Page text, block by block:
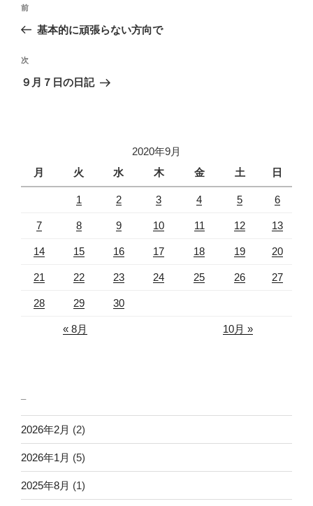
ビ
ゲ
過
去
投
稿
前
基本的に頑張らない方向で
次
の
次
９月７日の日記
2020年9月
月
火 水 木 金 土 日
1 2 3 4 5 6
7 8 9 10 11 12 13
14 15 16 17 18 19 20
21 22 23 24 25 26 27
28 29 30
« 8月 10月 »
2026年2月 (2)
2026年1月 (5)
2025年8月 (1)